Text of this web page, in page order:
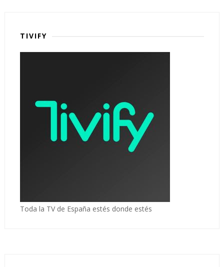
TIVIFY
Toda la TV de España estés donde estés